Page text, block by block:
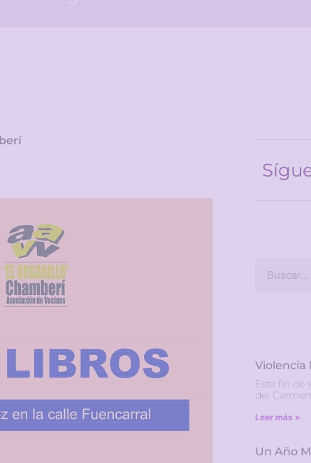
Violencia
Este fin de
del
Leer más »
Un Año